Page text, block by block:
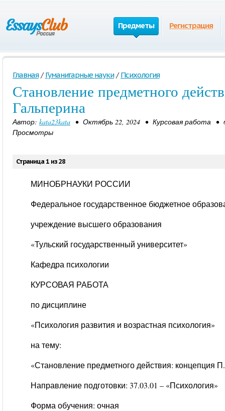
Предметы Регистрация
Главная / Гуманитарные науки / Психология
Становление предметного
Гальперина
Автор: kata23kata • Октябрь 22, 2024 • Курсовая работа •
Просмотры
Страница 1 из 28
МИНОБРНАУКИ РОССИИ
Федеральное государственное бюджетное
учреждение высшего образования
«Тульский государственный университет»
Кафедра психологии
КУРСОВАЯ РАБОТА
по дисциплине
«Психология развития и возрастная психология»
на тему:
«Становление предметного действия: концепция
Направление подготовки: 37.03.01 – «Психология»
Форма обучения: очная